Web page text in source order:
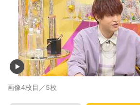
画像4枚目／5枚